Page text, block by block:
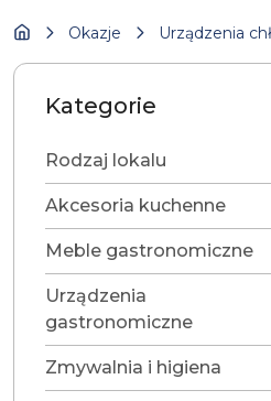
Okazje Urządzenia
Kategorie
Rodzaj lokalu
Akcesoria kuchenne
Meble gastronomiczne
Urządzenia
gastronomiczne
Zmywalnia i higiena